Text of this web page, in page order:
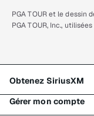
PGA TOUR et le dessin
PGA TOUR, Inc.,
Obtenez SiriusXM
Tous les forfaits
Gérer mon compte